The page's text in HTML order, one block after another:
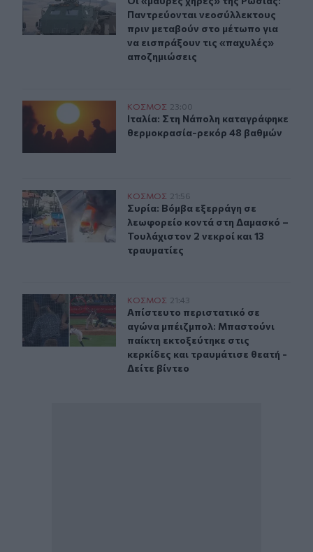
Παντρεύονται νεοσύλλεκτους
πριν μεταβούν στο μέτωπο για
να εισπράξουν τις «παχυλές»
αποζημιώσεις
Ιταλία: Στη Νάπολη καταγράφηκε θερμοκρασία-ρεκόρ
ΚΟΣΜΟΣ 23:00
Ιταλία: Στη Νάπολη καταγράφηκε
Ιταλία: Στη Νάπολη καταγράφηκε
θερμοκρασία-ρεκόρ 48 βαθμών
Συρία: Βόμβα εξερράγη σε λεωφορείο κοντά στη
ΚΟΣΜΟΣ 21:56
Συρία: Βόμβα εξερράγη σε
Συρία: Βόμβα εξερράγη σε
λεωφορείο κοντά στη Δαμασκό –
Τουλάχιστον 2 νεκροί και 13
τραυματίες
Απίστευτο περιστατικό σε αγώνα μπέιζμπολ:
ΚΟΣΜΟΣ 21:43
Απίστευτο περιστατικό σε αγώνα
Απίστευτο περιστατικό σε
αγώνα μπέιζμπολ: Μπαστούνι
παίκτη εκτοξεύτηκε στις
κερκίδες και τραυμάτισε θεατή -
Δείτε βίντεο